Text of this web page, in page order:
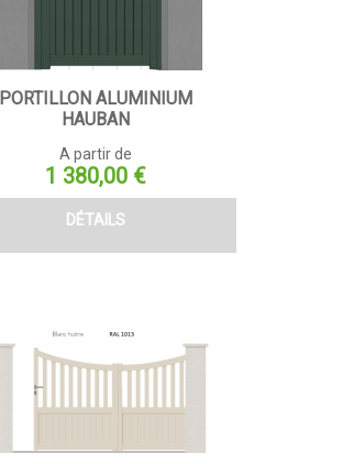
PORTILLON ALUMINIUM
HAUBAN
A partir de
Prix
1 380,00 €
DÉTAILS